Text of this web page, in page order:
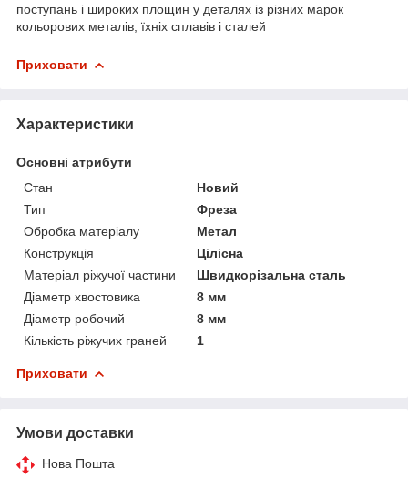
поступань і широких площин у деталях із різних марок
кольорових металів, їхніх сплавів і сталей
Приховати
Характеристики
Основні атрибути
Стан
Новий
Тип
Фреза
Обробка матеріалу
Метал
Конструкція
Цілісна
Матеріал ріжучої частини
Швидкорізальна сталь
Діаметр хвостовика
8 мм
Діаметр робочий
8 мм
Кількість ріжучих граней
1
Приховати
Умови доставки
Нова Пошта